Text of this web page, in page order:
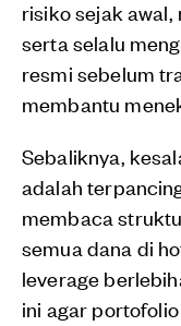
risiko sejak awal,
serta selalu
resmi sebelum
membantu
Sebaliknya,
adalah
membaca
semua dana di
leverage
ini agar